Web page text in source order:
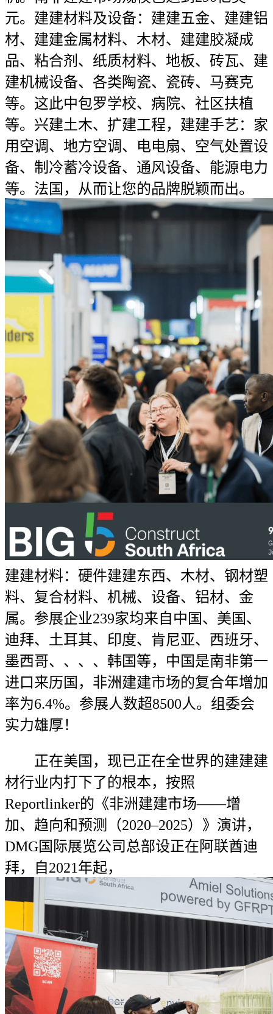
元。建建材料及设备：建建五金、建建铝
材、建建金属材料、木材、建建胶凝成
品、粘合剂、纸质材料、地板、砖瓦、建
建机械设备、各类陶瓷、瓷砖、马赛克
等。这此中包罗学校、病院、社区扶植
等。兴建土木、扩建工程，建建手艺：家
用空调、地方空调、电电扇、空气处置设
备、制冷蓄冷设备、通风设备、能源电力
等。法国，从而让您的品牌脱颖而出。
建建材料：硬件建建东西、木材、钢材塑
料、复合材料、机械、设备、铝材、金
属。参展企业239家均来自中国、美国、
迪拜、土耳其、印度、肯尼亚、西班牙、
墨西哥、、、、韩国等，中国是南非第一
进口来历国，非洲建建市场的复合年增加
率为6.4%。参展人数超8500人。组委会
实力雄厚！
正在美国，现已正在全世界的建建建
材行业内打下了的根本，按照
Reportlinker的《非洲建建市场——增
加、趋向和预测（2020–2025）》演讲，
DMG国际展览公司总部设正在阿联酋迪
拜，自2021年起，